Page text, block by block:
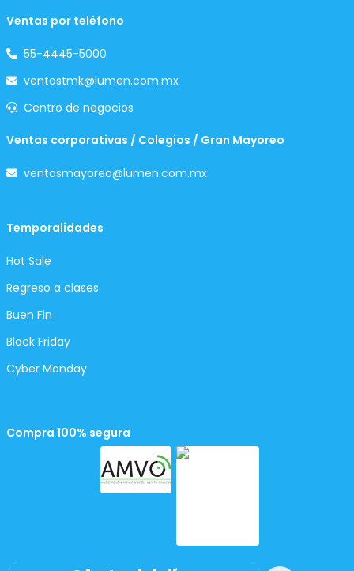
Ventas por teléfono
55-4445-5000
ventastmk@lumen.com.mx
Centro de negocios
Ventas corporativas / Colegios / Gran Mayoreo
ventasmayoreo@lumen.com.mx
Temporalidades
Hot Sale
Regreso a clases
Buen Fin
Black Friday
Cyber Monday
Compra 100% segura